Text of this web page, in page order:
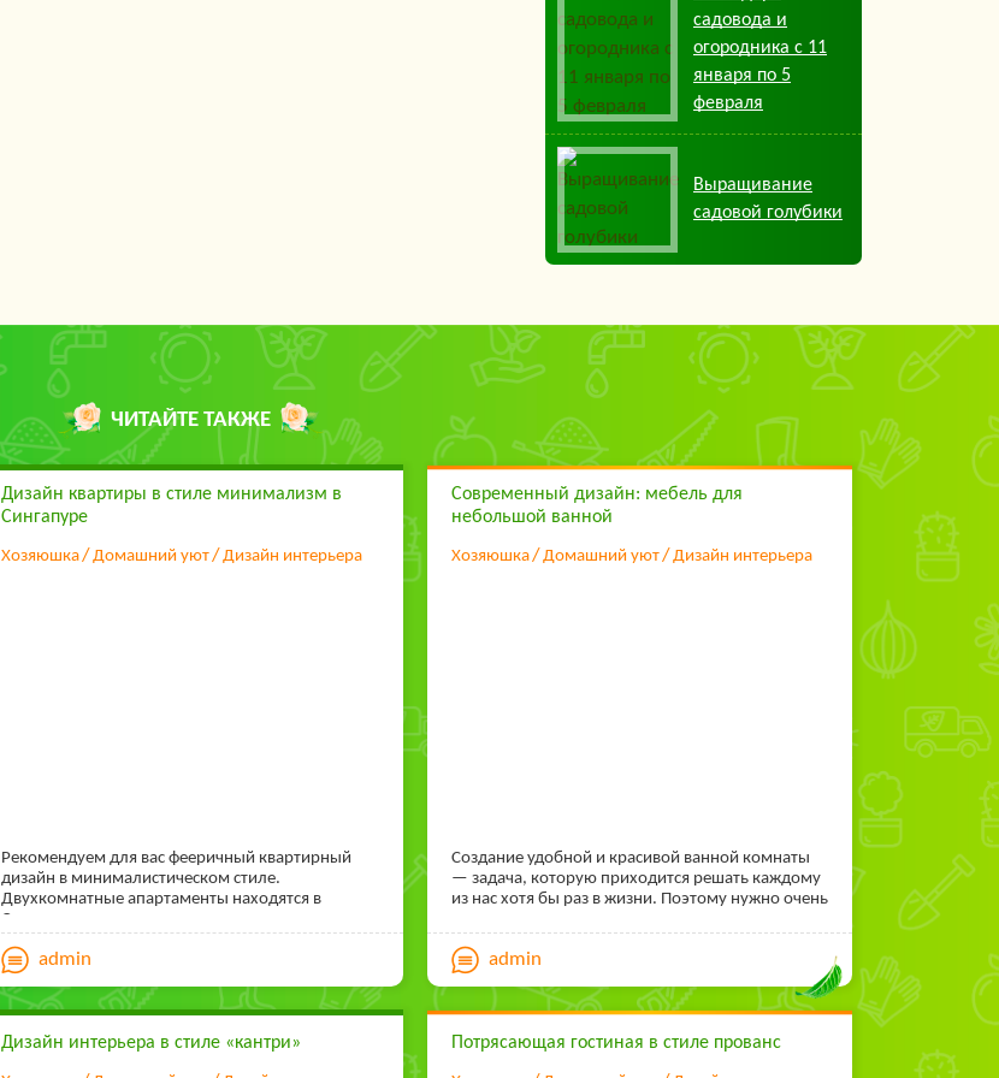
садовода и
огородника с 11
января по 5
февраля
Выращивание
садовой голубики
ЧИТАЙТЕ ТАКЖЕ
Дизайн квартиры в стиле минимализм в
Сингапуре
Хозяюшка Домашний уют Дизайн интерьера
Рекомендуем для вас фееричный квартирный
дизайн в минималистическом стиле.
Двухкомнатные апартаменты находятся в
Сингапуре, но смотрятся весьма по-западному.
admin
Современный дизайн: мебель для
небольшой ванной
Хозяюшка Домашний уют Дизайн интерьера
Создание удобной и красивой ванной комнаты
— задача, которую приходится решать каждому
из нас хотя бы раз в жизни. Поэтому нужно очень
привлекательный, уникальный и
анализировать в свободном пространстве, где вы
чтобы обновить внешний вид ванной комнаты.
admin
Дизайн интерьера в стиле «кантри» Потрясающая гостиная в стиле прованс